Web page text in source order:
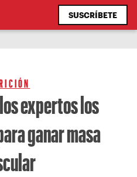
SUSCRÍBETE
expertos los
ganar masa